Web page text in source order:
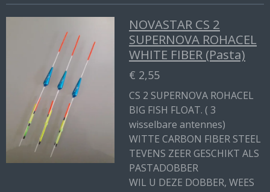
NOVASTAR CS 2
SUPERNOVA ROHACEL
WHITE FIBER (Pasta)
€ 2,55
CS 2 SUPERNOVA ROHACEL
BIG FISH FLOAT. ( 3
wisselbare antennes)
WITTE CARBON FIBER STEEL
TEVENS ZEER GESCHIKT ALS
PASTADOBBER
WIL U DEZE DOBBER, WEES